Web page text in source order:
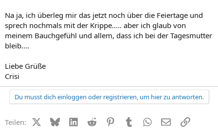
Na ja, ich überleg mir das jetzt noch über die Feiertage und
sprech nochmals mit der Krippe..... aber ich glaub von
meinem Bauchgefühl und allem, dass ich bei der Tagesmutter
bleib....
Liebe Grüße
Crisi
Du musst dich einloggen oder registrieren, um hier zu antworten.
Teilen: X (Twitter)
BlueskyLinkedIn
Reddit PinterestTumblr WhatsApp
E-MailLink